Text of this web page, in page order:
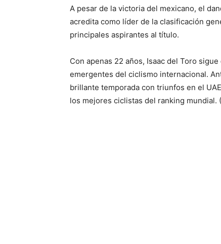
A pesar de la victoria del mexicano, el
acredita como líder de la clasificación
principales aspirantes al título.
Con apenas 22 años, Isaac del Toro
emergentes del ciclismo internacional.
brillante temporada con triunfos en el
los mejores ciclistas del ranking mundial.